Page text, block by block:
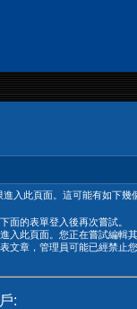
入此頁面。這可能有如下幾
面的表單登入後再次嘗試。
入此頁面。您正在嘗試編輯
文章，管理員可能已經禁止
: